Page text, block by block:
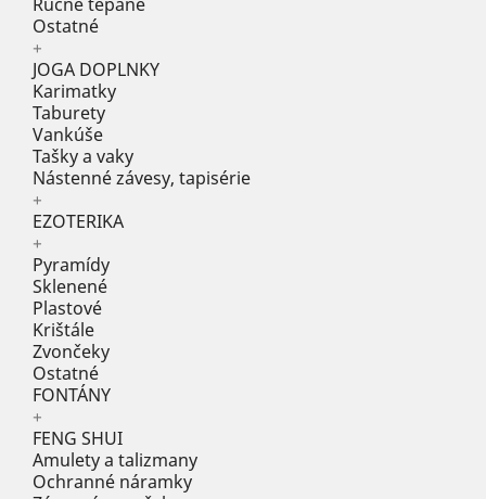
Ostatné
+
JOGA DOPLNKY
Karimatky
Taburety
Vankúše
Tašky a vaky
Nástenné závesy, tapisérie
+
EZOTERIKA
+
Pyramídy
Sklenené
Plastové
Krištále
Zvončeky
Ostatné
FONTÁNY
+
FENG SHUI
Amulety a talizmany
Ochranné náramky